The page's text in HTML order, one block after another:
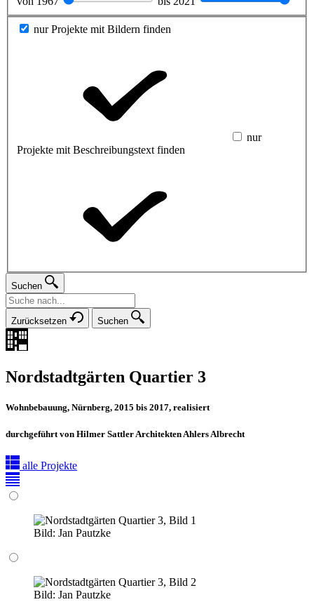
nur Projekte mit Bildern finden
nur
Projekte mit Beschreibungstext finden
Suchen
Zurücksetzen Suchen
Nordstadtgärten Quartier 3
Wohnbebauung, Nürnberg, 2015 bis 2017, realisiert
durchgeführt von Hilmer Sattler Architekten Ahlers Albrecht
alle Projekte
Bild: Jan Pautzke
Bild: Jan Pautzke